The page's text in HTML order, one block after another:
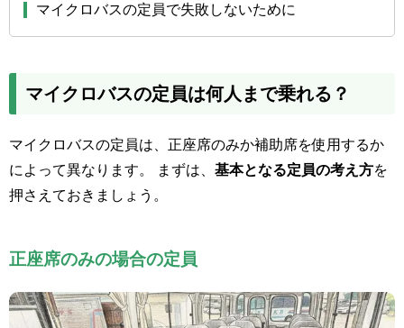
マイクロバスの定員で失敗しないために
マイクロバスの定員は何人まで乗れる？
マイクロバスの定員は、正座席のみか補助席を使用するか
によって異なります。 まずは、 基本となる定員の考え方を
押さえておきましょう。
正座席のみの場合の定員